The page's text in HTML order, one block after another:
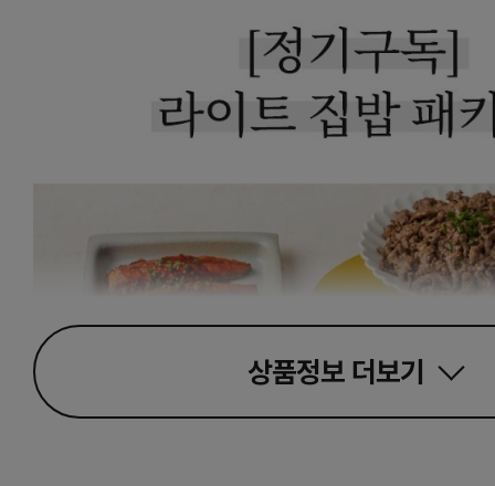
상품정보 더보기